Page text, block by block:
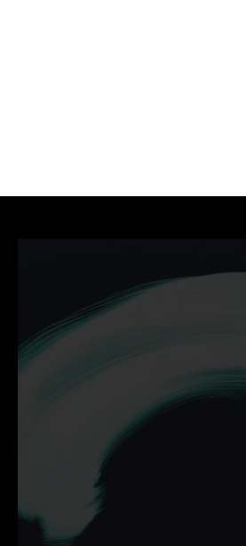
Ontdek hoe
bedrijf helpen
campagnes
Neem vrijblijvend contact op en